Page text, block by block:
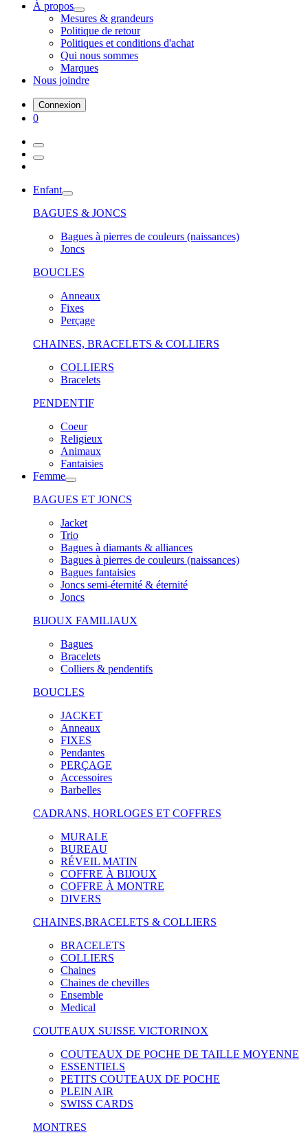
À propos
Mesures & grandeurs
Politique de retour
Politiques et conditions d'achat
Qui nous sommes
Marques
Nous joindre
Connexion
0
Enfant
BAGUES & JONCS
Bagues à pierres de couleurs (naissances)
Joncs
BOUCLES
Anneaux
Fixes
Perçage
CHAINES, BRACELETS & COLLIERS
COLLIERS
Bracelets
PENDENTIF
Coeur
Religieux
Animaux
Fantaisies
Femme
BAGUES ET JONCS
Jacket
Trio
Bagues à diamants & alliances
Bagues à pierres de couleurs (naissances)
Bagues fantaisies
Joncs semi-éternité & éternité
Joncs
BIJOUX FAMILIAUX
Bagues
Bracelets
Colliers & pendentifs
BOUCLES
JACKET
Anneaux
FIXES
Pendantes
PERÇAGE
Accessoires
Barbelles
CADRANS, HORLOGES ET COFFRES
MURALE
BUREAU
RÉVEIL MATIN
COFFRE À BIJOUX
COFFRE À MONTRE
DIVERS
CHAINES,BRACELETS & COLLIERS
BRACELETS
COLLIERS
Chaines
Chaines de chevilles
Ensemble
Medical
COUTEAUX SUISSE VICTORINOX
COUTEAUX DE POCHE DE TAILLE MOYENNE
ESSENTIELS
PETITS COUTEAUX DE POCHE
PLEIN AIR
SWISS CARDS
MONTRES